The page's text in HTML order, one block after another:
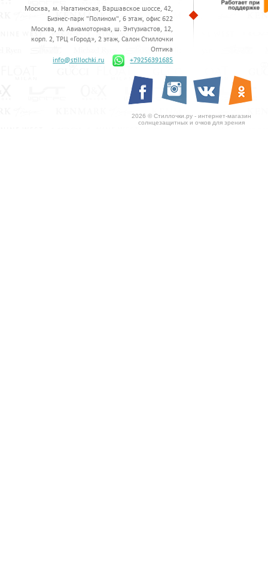
Москва,м. Нагатинская, Варшавское шоссе, 42,
Бизнес-парк "Полином", 6 этаж, офис 622
Москва, м. Авиамоторная, ш. Энтузиастов, 12,
корп. 2, ТРЦ «Город», 2 этаж, Салон Стиллочки
Оптика
info@stillochki.ru
+79256391685
2026 © Стиллочки.ру - интернет-магазин
солнцезащитных и очков для зрения